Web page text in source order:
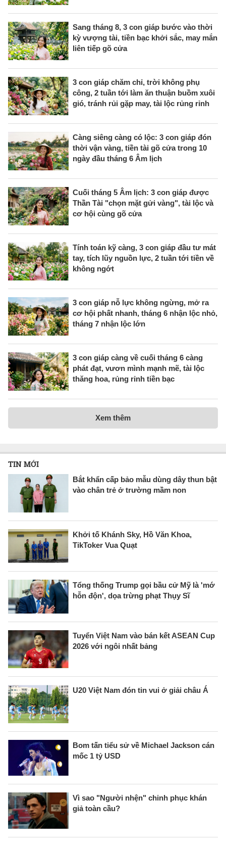
Sang tháng 8, 3 con giáp bước vào thời
kỳ vượng tài, tiền bạc khởi sắc, may mắn
liên tiếp gõ cửa
3 con giáp chăm chỉ, trời không phụ
công, 2 tuần tới làm ăn thuận buồm xuôi
gió, tránh rủi gặp may, tài lộc rủng rỉnh
Càng siêng càng có lộc: 3 con giáp đón
thời vận vàng, tiền tài gõ cửa trong 10
ngày đầu tháng 6 Âm lịch
Cuối tháng 5 Âm lịch: 3 con giáp được
Thần Tài "chọn mặt gửi vàng", tài lộc và
cơ hội cùng gõ cửa
Tính toán kỹ càng, 3 con giáp đầu tư mát
tay, tích lũy nguồn lực, 2 tuần tới tiền về
không ngớt
3 con giáp nỗ lực không ngừng, mở ra
cơ hội phất nhanh, tháng 6 nhận lộc nhỏ,
tháng 7 nhận lộc lớn
3 con giáp càng về cuối tháng 6 càng
phát đạt, vươn mình mạnh mẽ, tài lộc
thăng hoa, rủng rỉnh tiền bạc
Xem thêm
TIN MỚI
Bắt khẩn cấp bảo mẫu dùng dây thun bật
vào chân trẻ ở trường mầm non
Khởi tố Khánh Sky, Hồ Văn Khoa,
TikToker Vua Quạt
Tổng thống Trump gọi bầu cử Mỹ là 'mớ
hỗn độn', dọa trừng phạt Thụy Sĩ
Tuyển Việt Nam vào bán kết ASEAN Cup
2026 với ngôi nhất bảng
U20 Việt Nam đón tin vui ở giải châu Á
Bom tấn tiểu sử về Michael Jackson cán
mốc 1 tỷ USD
Vì sao "Người nhện" chinh phục khán
giả toàn cầu?